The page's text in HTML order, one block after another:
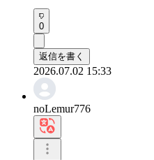
0
返信を書く
2026.07.02 15:33
noLemur776